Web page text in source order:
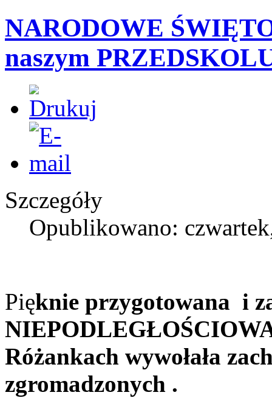
NARODOWE
naszym
Szczegóły
Opublikowano:
Pięknie przygotowana i
Różankach wywołała
zgromadzonych .